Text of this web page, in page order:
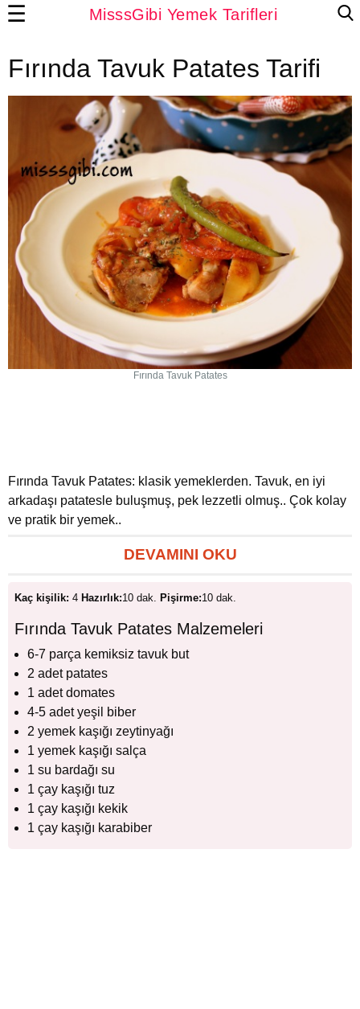
MisssGibi Yemek Tarifleri
☰
Fırında Tavuk Patates Tarifi
Fırında Tavuk Patates
Fırında Tavuk Patates: klasik yemeklerden. Tavuk, en iyi
arkadaşı patatesle buluşmuş, pek lezzetli olmuş.. Çok kolay
ve pratik bir yemek..
DEVAMINI OKU
Kaç kişilik: 4 Hazırlık:10 dak. Pişirme:10 dak.
Fırında Tavuk Patates Malzemeleri
6-7 parça kemiksiz tavuk but
2 adet patates
1 adet domates
4-5 adet yeşil biber
2 yemek kaşığı zeytinyağı
1 yemek kaşığı salça
1 su bardağı su
1 çay kaşığı tuz
1 çay kaşığı kekik
1 çay kaşığı karabiber